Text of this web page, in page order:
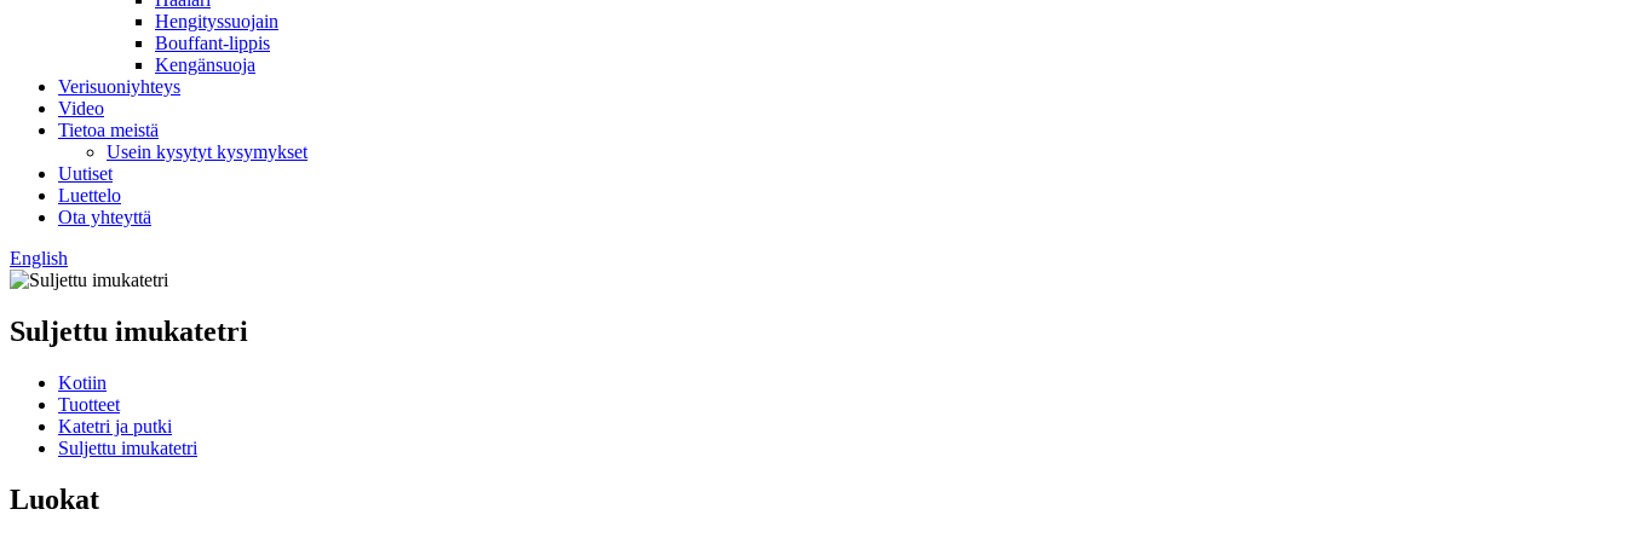
Hengityssuojain
Bouffant-lippis
Kengänsuoja
Verisuoniyhteys
Video
Tietoa meistä
Usein kysytyt kysymykset
Uutiset
Luettelo
Ota yhteyttä
English
Suljettu imukatetri
Kotiin
Tuotteet
Katetri ja putki
Suljettu imukatetri
Luokat